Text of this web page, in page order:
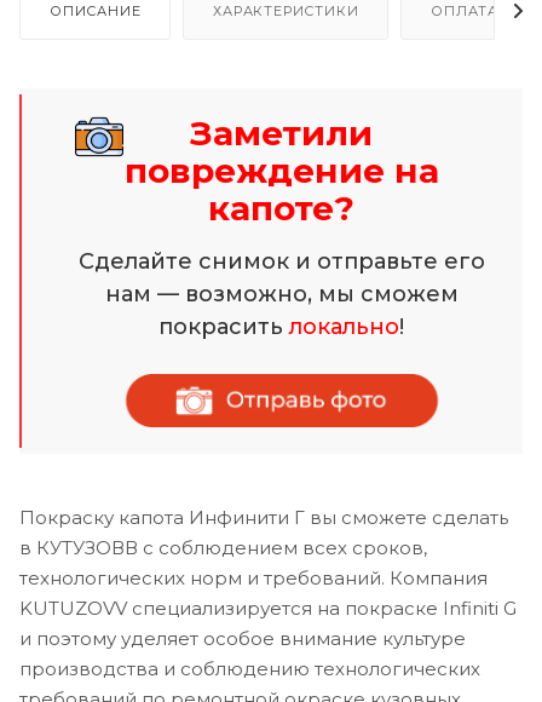
ОПИСАНИЕ ХАРАКТЕРИСТИКИ ОПЛАТА И
Заметили
повреждение на
капоте?
Сделайте снимок и отправьте его
нам — возможно, мы сможем
покраситьлокально!
Покраску капота Инфинити Г вы сможете сделать
в КУТУЗОВВ с соблюдением всех сроков,
технологических норм и требований. Компания
KUTUZOVV специализируется на покраске Infiniti G
и поэтому уделяет особое внимание культуре
производства и соблюдению технологических